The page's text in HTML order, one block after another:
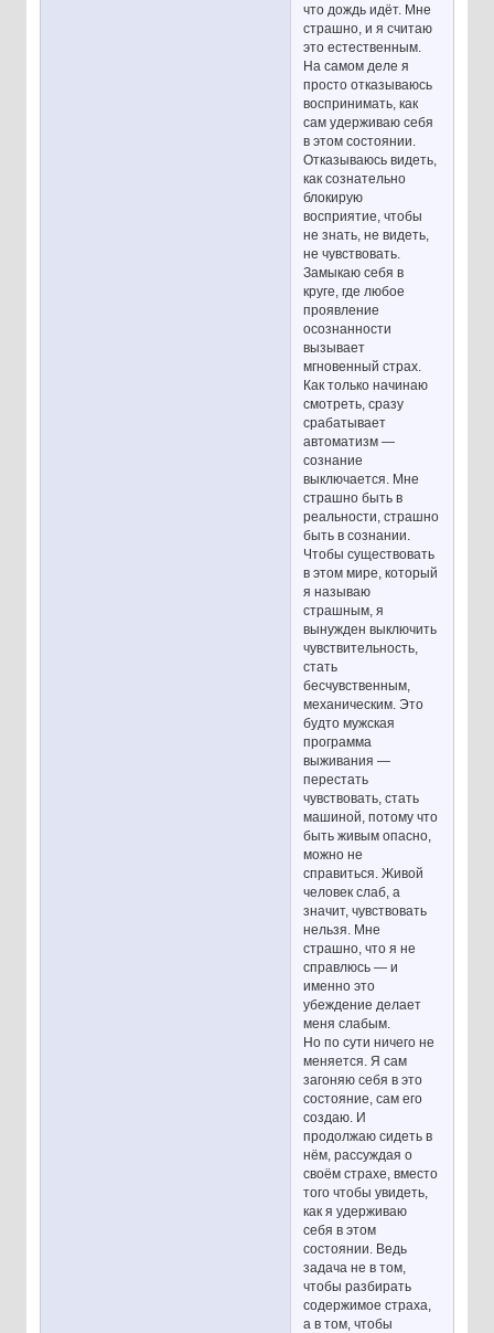
что дождь идёт. Мне
страшно, и я считаю
это естественным.
На самом деле я
просто отказываюсь
воспринимать, как
сам удерживаю себя
в этом состоянии.
Отказываюсь видеть,
как сознательно
блокирую
восприятие, чтобы
не знать, не видеть,
не чувствовать.
Замыкаю себя в
круге, где любое
проявление
осознанности
вызывает
мгновенный страх.
Как только начинаю
смотреть, сразу
срабатывает
автоматизм —
сознание
выключается. Мне
страшно быть в
реальности, страшно
быть в сознании.
Чтобы существовать
в этом мире, который
я называю
страшным, я
вынужден выключить
чувствительность,
стать
бесчувственным,
механическим. Это
будто мужская
программа
выживания —
перестать
чувствовать, стать
машиной, потому что
быть живым опасно,
можно не
справиться. Живой
человек слаб, а
значит, чувствовать
нельзя. Мне
страшно, что я не
справлюсь — и
именно это
убеждение делает
меня слабым.
Но по сути ничего не
меняется. Я сам
загоняю себя в это
состояние, сам его
создаю. И
продолжаю сидеть в
нём, рассуждая о
своём страхе, вместо
того чтобы увидеть,
как я удерживаю
себя в этом
состоянии. Ведь
задача не в том,
чтобы разбирать
содержимое страха,
а в том, чтобы